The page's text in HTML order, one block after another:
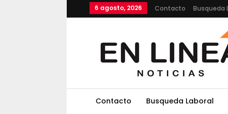
6 agosto, 2026 Contacto Busqueda
Contacto Busqueda Laboral